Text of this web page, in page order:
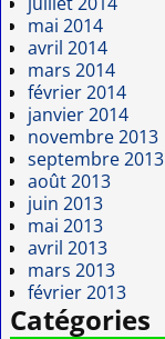
mai 2014
avril 2014
mars 2014
février 2014
janvier 2014
novembre 2013
septembre 2013
août 2013
juin 2013
mai 2013
avril 2013
mars 2013
février 2013
Catégories